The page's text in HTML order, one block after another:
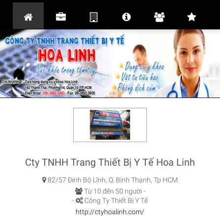
Cty TNHH Trang Thiết Bị Y Tế Hoa Linh
82/57 Đinh Bộ Lĩnh, Q. Bình Thạnh, Tp HCM
Từ 10 đến 50 người -
-
Công Ty Thiết Bị Y Tế
http://ctyhoalinh.com/